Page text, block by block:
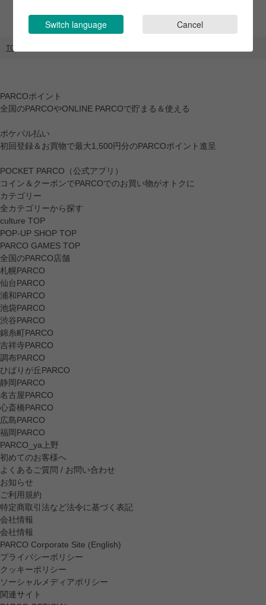
TOP
PARCOポイント
全国のPARCOやONLINE PARCOで貯まる＆使える
ポケパル払い
初回登録＆お買物で最大1,500円分のPARCOポイント進呈
POCKET PARCO（公式アプリ）
コイン＆クーポンでPARCOでのお買い物がオトクに
カテゴリー
全カテゴリーから探す
culture TOP
POP-UP SHOP TOP
PARCO GAMES TOP
全国のPARCO店舗
札幌PARCO
仙台PARCO
浦和PARCO
池袋PARCO
渋谷PARCO
錦糸町PARCO
吉祥寺PARCO
調布PARCO
ひばりが丘PARCO
静岡PARCO
名古屋PARCO
心斎橋PARCO
広島PARCO
福岡PARCO
PARCO_ya上野
初めてのお客様へ
よくあるご質問 / お問い合わせ
お知らせ
ご利用規約
特定商取引法など法令に基づく表記
会社情報
会社情報
PARCO Corporate Site (English)
プライバシーポリシー
クッキーポリシー
ソーシャルメディアポリシー
関連サイト
Switch language Cancel